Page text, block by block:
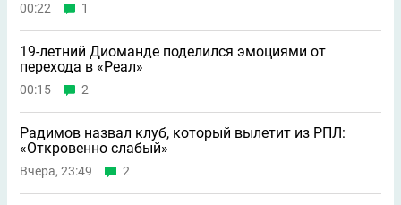
00:22 1
19-летний Диоманде поделился эмоциями от
перехода в «Реал»
00:15 2
Радимов назвал клуб, который вылетит из РПЛ:
«Откровенно слабый»
Вчера, 23:49 2